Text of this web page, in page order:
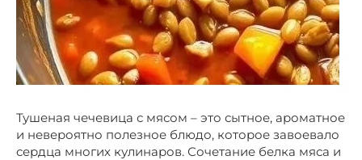
Тушеная чечевица с мясом – это сытное, ароматное
и невероятно полезное блюдо, которое завоевало
сердца многих кулинаров. Сочетание белка мяса и